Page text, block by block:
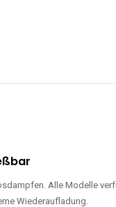
Alle Modelle
Wiederaufladung.